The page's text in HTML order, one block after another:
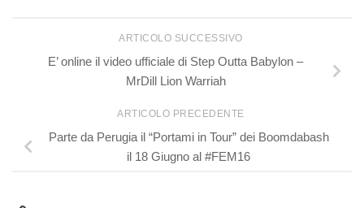
ARTICOLO SUCCESSIVO
E’ online il video ufficiale di Step Outta Babylon –
MrDill Lion Warriah
ARTICOLO PRECEDENTE
Parte da Perugia il “Portami in Tour” dei Boomdabash
il 18 Giugno al #FEM16